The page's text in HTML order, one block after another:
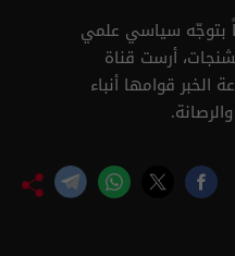
بتوجّه سياسي علمي
أرست قناة
قوامها أنباء